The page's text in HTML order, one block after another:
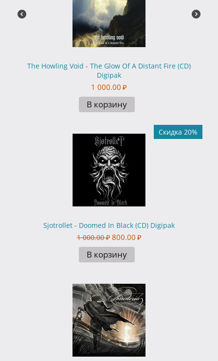
The Howling Void - The Glow Of A Distant Fire (CD)
Digipak
1 000.00 ₽
В корзину
Скидка 20%
Sjotrollet - Doomed In Black (CD) Digipak
1 000.00 ₽ 800.00 ₽
В корзину